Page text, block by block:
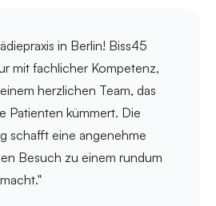
in Berlin! Biss45
mit fachlicher Kompetenz,
herzlichen Team, das
Patienten kümmert. Die
schafft eine angenehme
Besuch zu einem rundum